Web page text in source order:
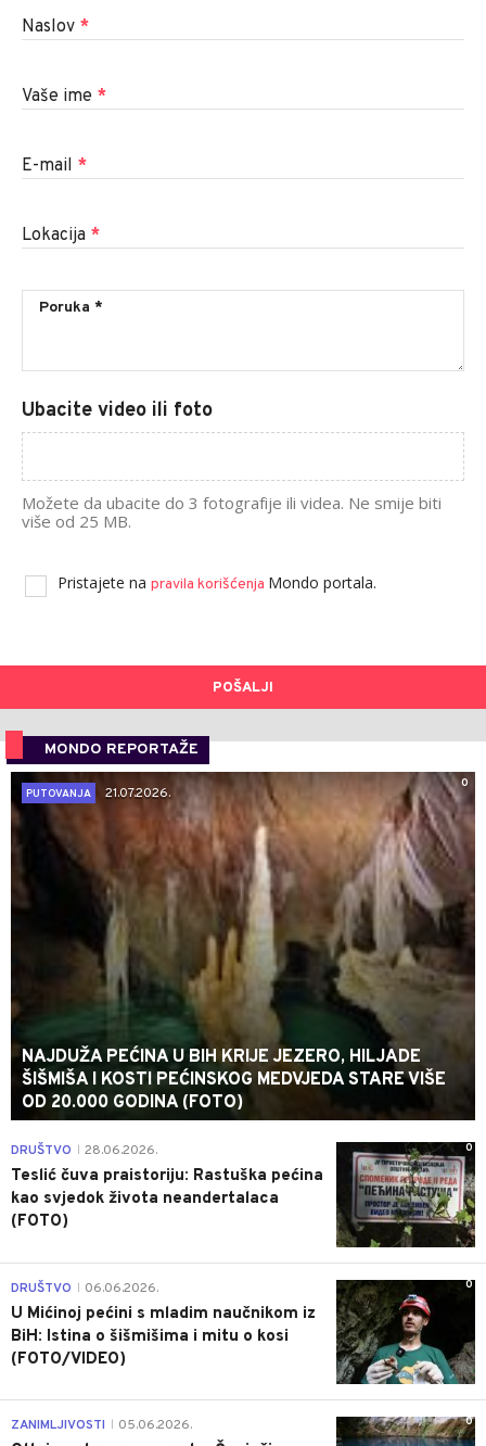
Naslov *
Vaše ime *
E-mail *
Lokacija *
Ubacite video ili foto
Možete da ubacite do 3 fotografije ili videa. Ne smije biti
više od 25 MB.
Pristajete na pravila korišćenja Mondo portala.
POŠALJI
MONDO REPORTAŽE
0
PUTOVANJA
21.07.2026.
NAJDUŽA PEĆINA U BIH KRIJE JEZERO, HILJADE
ŠIŠMIŠA I KOSTI PEĆINSKOG MEDVJEDA STARE VIŠE
OD 20.000 GODINA (FOTO)
0
DRUŠTVO 28.06.2026.
Teslić čuva praistoriju: Rastuška pećina
kao svjedok života neandertalaca
(FOTO)
0
DRUŠTVO 06.06.2026.
U Mićinoj pećini s mladim naučnikom iz
BiH: Istina o šišmišima i mitu o kosi
(FOTO/VIDEO)
0
ZANIMLJIVOSTI 05.06.2026.